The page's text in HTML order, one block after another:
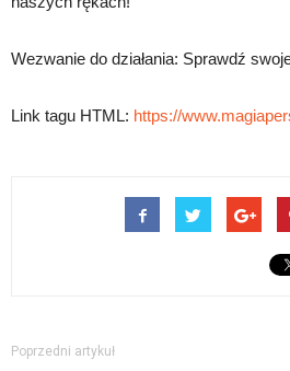
Wezwanie do działania: Sprawdź
Link tagu HTML: https://
Poprzedni artykuł